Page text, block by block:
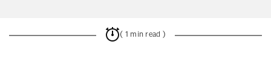
( 1 min read )